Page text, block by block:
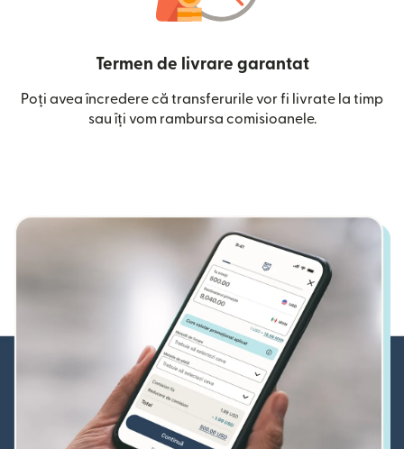
Termen de livrare garantat
Poți avea încredere că transferurile vor fi livrate la timp
sau îți vom rambursa comisioanele.